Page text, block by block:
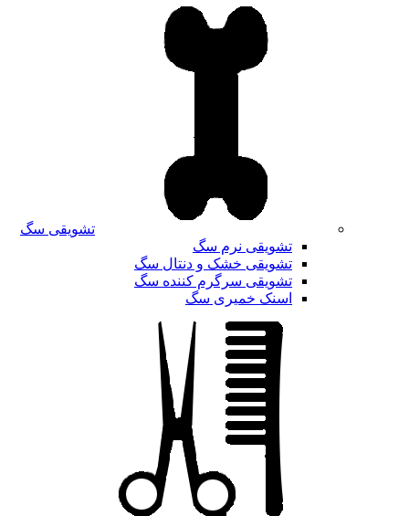
تشویقی سگ
تشویقی نرم سگ
تشویقی خشک و دنتال سگ
تشویقی سرگرم کننده سگ
اسنک خمیری سگ